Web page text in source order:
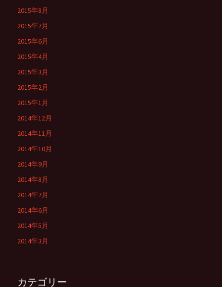
2015年8月
2015年7月
2015年6月
2015年4月
2015年3月
2015年2月
2015年1月
2014年12月
2014年11月
2014年10月
2014年9月
2014年8月
2014年7月
2014年6月
2014年5月
2014年3月
カテゴリー